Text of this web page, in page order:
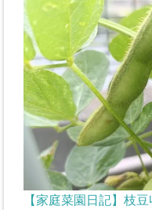
【家庭菜園日記】枝